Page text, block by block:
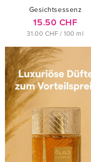
Gesichtsessenz
15.50 CHF
31.00 CHF / 100 ml